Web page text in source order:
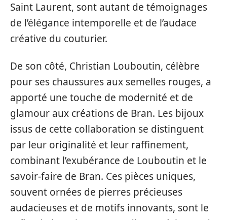
Saint Laurent, sont autant de témoignages
de l’élégance intemporelle et de l’audace
créative du couturier.
De son côté, Christian Louboutin, célèbre
pour ses chaussures aux semelles rouges, a
apporté une touche de modernité et de
glamour aux créations de Bran. Les bijoux
issus de cette collaboration se distinguent
par leur originalité et leur raffinement,
combinant l’exubérance de Louboutin et le
savoir-faire de Bran. Ces pièces uniques,
souvent ornées de pierres précieuses
audacieuses et de motifs innovants, sont le